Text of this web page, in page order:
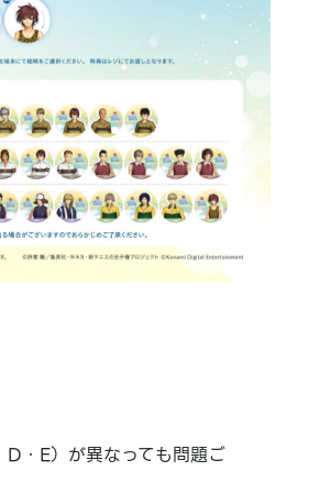
・E）が異なっても問題ご